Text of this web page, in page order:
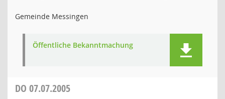
Gemeinde Messingen
Öffentliche Bekanntmachung
DO 07.07.2005